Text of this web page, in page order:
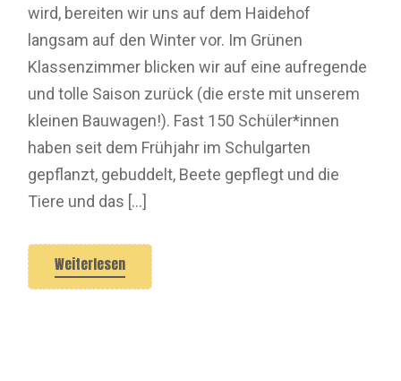
wird, bereiten wir uns auf dem Haidehof
langsam auf den Winter vor. Im Grünen
Klassenzimmer blicken wir auf eine aufregende
und tolle Saison zurück (die erste mit unserem
kleinen Bauwagen!). Fast 150 Schüler*innen
haben seit dem Frühjahr im Schulgarten
gepflanzt, gebuddelt, Beete gepflegt und die
Tiere und das […]
Weiterlesen